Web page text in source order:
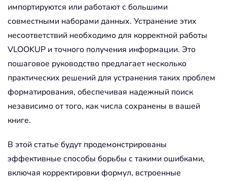
импортируются или работают с большими
совместными наборами данных. Устранение этих
несоответствий необходимо для корректной работы
VLOOKUP и точного получения информации. Это
пошаговое руководство предлагает несколько
практических решений для устранения таких проблем
форматирования, обеспечивая надежный поиск
независимо от того, как числа сохранены в вашей
книге.
В этой статье будут продемонстрированы
эффективные способы борьбы с такими ошибками,
включая корректировки формул, встроенные